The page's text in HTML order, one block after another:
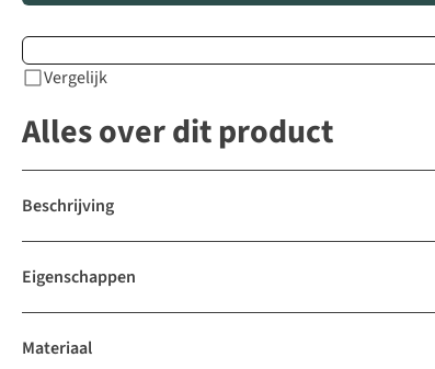
Vergelijk
Alles over dit product
Beschrijving
Eigenschappen
Materiaal